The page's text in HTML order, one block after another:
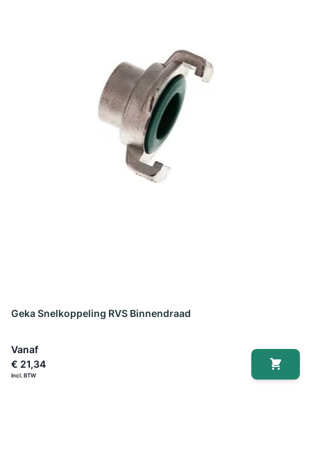
Geka Snelkoppeling RVS Binnendraad
Vanaf
€ 21,34